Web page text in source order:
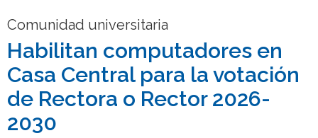
Académicas/os
Funcionarias/os
Egresadas/os
Comunidad universitaria
Habilitan computadores en
Casa Central para la votación
de Rectora o Rector 2026-
2030